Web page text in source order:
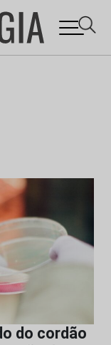
do cordão